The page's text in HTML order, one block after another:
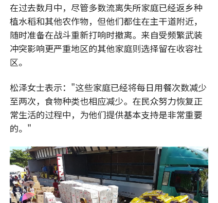
在过去数月中，尽管多数流离失所家庭已经返乡种
植水稻和其他农作物，但他们都住在主干道附近，
随时准备在战斗重新打响时撤离。来自受频繁武装
冲突影响更严重地区的其他家庭则选择留在收容社
区。
松泽女士表示："这些家庭已经将每日用餐次数减少
至两次，食物种类也相应减少。在民众努力恢复正
常生活的过程中，为他们提供基本支持是非常重要
的。"